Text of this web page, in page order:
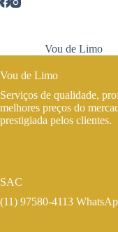
Vou de Limo
Vou de Limo
Serviços de qualidade,
melhores preços do
prestigiada pelos clientes.
SAC
(11) 97580-4113